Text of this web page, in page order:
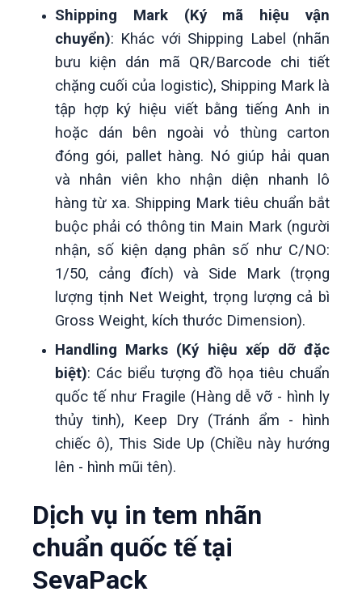
Shipping Mark (Ký mã hiệu vận
chuyển): Khác với Shipping Label (nhãn
bưu kiện dán mã QR/Barcode chi tiết
chặng cuối của logistic), Shipping Mark là
tập hợp ký hiệu viết bằng tiếng Anh in
hoặc dán bên ngoài vỏ thùng carton
đóng gói, pallet hàng. Nó giúp hải quan
và nhân viên kho nhận diện nhanh lô
hàng từ xa. Shipping Mark tiêu chuẩn bắt
buộc phải có thông tin Main Mark (người
nhận, số kiện dạng phân số như C/NO:
1/50, cảng đích) và Side Mark (trọng
lượng tịnh Net Weight, trọng lượng cả bì
Gross Weight, kích thước Dimension).
Handling Marks (Ký hiệu xếp dỡ đặc
biệt): Các biểu tượng đồ họa tiêu chuẩn
quốc tế như Fragile (Hàng dễ vỡ - hình ly
thủy tinh), Keep Dry (Tránh ẩm - hình
chiếc ô), This Side Up (Chiều này hướng
lên - hình mũi tên).
Dịch vụ in tem nhãn
chuẩn quốc tế tại
SevaPack